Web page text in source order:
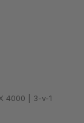
4000 | 3-v-1